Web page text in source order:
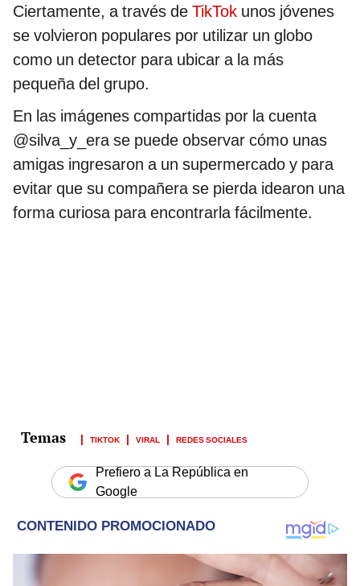
Ciertamente, a través de TikTok unos jóvenes
se volvieron populares por utilizar un globo
como un detector para ubicar a la más
pequeña del grupo.
En las imágenes compartidas por la cuenta
@silva_y_era se puede observar cómo unas
amigas ingresaron a un supermercado y para
evitar que su compañera se pierda idearon una
forma curiosa para encontrarla fácilmente.
TIKTOK VIRAL REDES SOCIALES
Prefiero a La República en
Google